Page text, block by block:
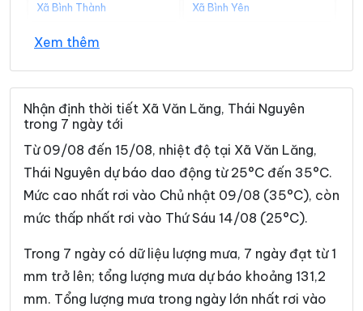
Xã Bình Thành Xã Bình Yên
Xã Cẩm Giàng
Xã Chợ Đồn Xã Chợ Mới
Xã Chợ Rã Xã Côn Minh
Xã Cường Lợi
Xã Đại Từ Xã Dân Tiến
Xã Điềm Thụy Xã Định Hóa
Xã Đồng Hỷ Xã Đồng Phúc
Xã Đức Lương Xã Hiệp Lực
Xã Hợp Thành Xã Kha Sơn
Xem thêm
Nhận định thời tiết Xã Văn Lăng, Thái Nguyên
trong 7 ngày tới
Từ 09/08 đến 15/08, nhiệt độ tại Xã Văn Lăng,
Thái Nguyên dự báo dao động từ 25°C đến 35°C.
Mức cao nhất rơi vào Chủ nhật 09/08 (35°C), còn
mức thấp nhất rơi vào Thứ Sáu 14/08 (25°C).
Trong 7 ngày có dữ liệu lượng mưa, 7 ngày đạt từ 1
mm trở lên; tổng lượng mưa dự báo khoảng 131,2
mm. Tổng lượng mưa trong ngày lớn nhất rơi vào